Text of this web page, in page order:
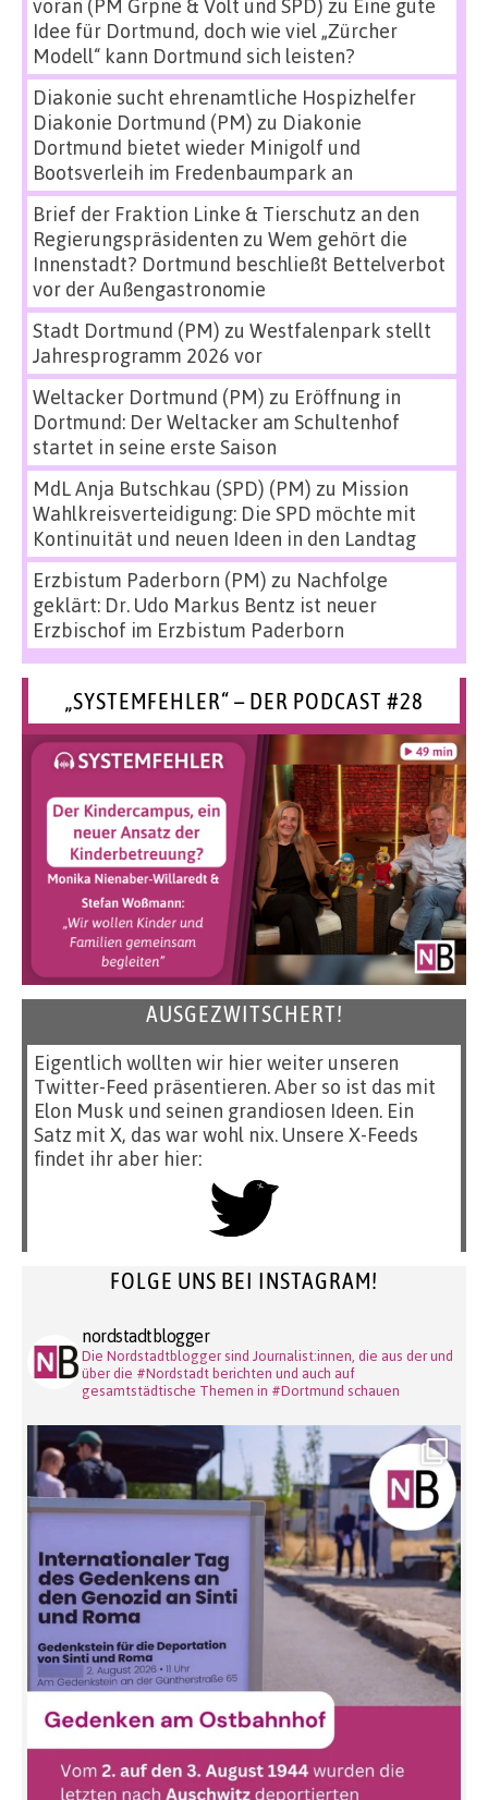
voran (PM Grpne & Volt und SPD) zu Eine gute
Idee für Dortmund, doch wie viel „Zürcher
Modell“ kann Dortmund sich leisten?
Diakonie sucht ehrenamtliche Hospizhelfer
Diakonie Dortmund (PM) zu Diakonie
Dortmund bietet wieder Minigolf und
Bootsverleih im Fredenbaumpark an
Brief der Fraktion Linke & Tierschutz an den
Regierungspräsidenten zu Wem gehört die
Innenstadt? Dortmund beschließt Bettelverbot
vor der Außengastronomie
Stadt Dortmund (PM) zu Westfalenpark stellt
Jahresprogramm 2026 vor
Weltacker Dortmund (PM) zu Eröffnung in
Dortmund: Der Weltacker am Schultenhof
startet in seine erste Saison
MdL Anja Butschkau (SPD) (PM) zu Mission
Wahlkreisverteidigung: Die SPD möchte mit
Kontinuität und neuen Ideen in den Landtag
Erzbistum Paderborn (PM) zu Nachfolge
geklärt: Dr. Udo Markus Bentz ist neuer
Erzbischof im Erzbistum Paderborn
„SYSTEMFEHLER“ – DER PODCAST #28
AUSGEZWITSCHERT!
Eigentlich wollten wir hier weiter unseren
Twitter-Feed präsentieren. Aber so ist das mit
Elon Musk und seinen grandiosen Ideen. Ein
Satz mit X, das war wohl nix. Unsere X-Feeds
findet ihr aber hier:
FOLGE UNS BEI INSTAGRAM!
nordstadtblogger
Die Nordstadtblogger sind Journalist:innen, die aus der und
über die #Nordstadt berichten und auch auf
gesamtstädtische Themen in #Dortmund schauen